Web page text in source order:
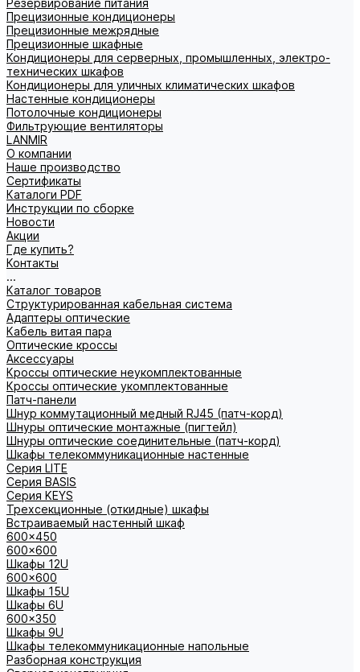
Резервирование питания
Прецизионные кондиционеры
Прецизионные межрядные
Прецизионные шкафные
Кондиционеры для серверных, промышленных, электро-
технических шкафов
Кондиционеры для уличных климатических шкафов
Настенные кондиционеры
Потолочные кондиционеры
Фильтрующие вентиляторы
LANMIR
О компании
Наше производство
Сертификаты
Каталоги PDF
Инструкции по сборке
Новости
Акции
Где купить?
Контакты
...
Каталог товаров
Структурированная кабельная система
Адаптеры оптические
Кабель витая пара
Оптические кроссы
Аксессуары
Кроссы оптические неукомплектованные
Кроссы оптические укомплектованные
Патч-панели
Шнур коммутационный медный RJ45 (патч-корд)
Шнуры оптические монтажные (пигтейл)
Шнуры оптические соединительные (патч-корд)
Шкафы телекоммуникационные настенные
Cерия LITE
Cерия BASIS
Cерия KEYS
Трехсекционные (откидные) шкафы
Встраиваемый настенный шкаф
600x450
600x600
Шкафы 12U
600x600
Шкафы 15U
Шкафы 6U
600x350
Шкафы 9U
Шкафы телекоммуникационные напольные
Разборная конструкция